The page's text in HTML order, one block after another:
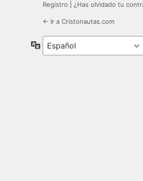
Registro ¿Has olvidado tu
← Ir a Cristonautas.com
Idioma